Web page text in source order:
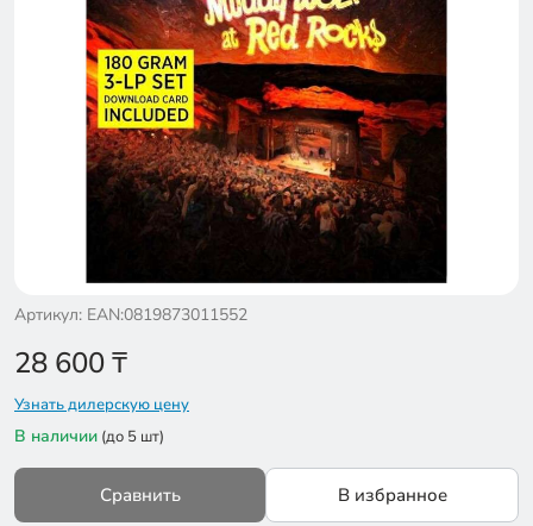
Артикул: EAN:0819873011552
28 600₸
Узнать дилерскую цену
В наличии (до 5 шт)
Сравнить В избранное